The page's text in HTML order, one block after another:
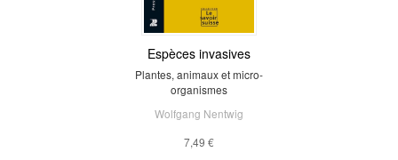
Espèces invasives
Plantes, animaux et micro-
organismes
Wolfgang Nentwig
7,49 €